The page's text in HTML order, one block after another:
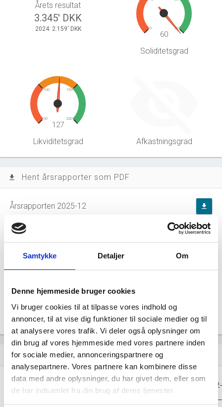
Samtykke Detaljer Om
Denne hjemmeside bruger cookies
Vi bruger cookies til at tilpasse vores indhold og
annoncer, til at vise dig funktioner til sociale medier og til
at analysere vores trafik. Vi deler også oplysninger om
din brug af vores hjemmeside med vores partnere inden
for sociale medier, annonceringspartnere og
analysepartnere. Vores partnere kan kombinere disse
data med andre oplysninger, du har givet dem, eller som
de har indsamlet fra din brug af deres tjenester.
Årets resultat
3.345' DKK
2024: 2.159' DKK 0 30
60
Soliditetsgrad
50
100 150
200
127
Likviditetsgrad Afkastningsgrad
file_download Hent årsrapporter som PDF
Årsrapporten 2025-12 file_download
Årsrapporten 2024-12 file_download
Årsrapporten 2023-12
Årsrapporten 2021-12
assignment Regnskaber
Resultat i 1000
DKK
2025-12 2024-12 2023-12